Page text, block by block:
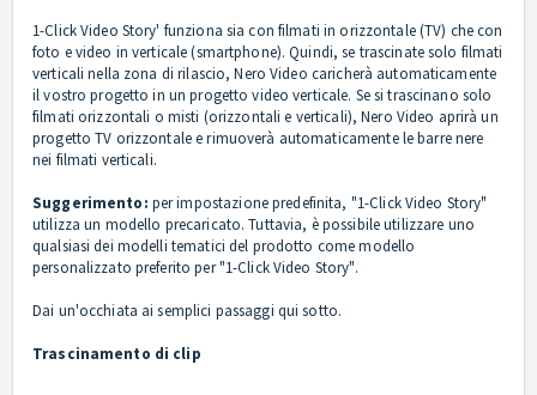
1-Click Video Story' funziona sia con filmati in orizzontale (TV) che con
foto e video in verticale (smartphone). Quindi, se trascinate solo filmati
verticali nella zona di rilascio, Nero Video caricherà automaticamente
il vostro progetto in un progetto video verticale. Se si trascinano solo
filmati orizzontali o misti (orizzontali e verticali), Nero Video aprirà un
progetto TV orizzontale e rimuoverà automaticamente le barre nere
nei filmati verticali.
Suggerimento: per impostazione predefinita, "1-Click Video Story"
utilizza un modello precaricato. Tuttavia, è possibile utilizzare uno
qualsiasi dei modelli tematici del prodotto come modello
personalizzato preferito per "1-Click Video Story".
Dai un'occhiata ai semplici passaggi qui sotto.
Trascinamento di clip